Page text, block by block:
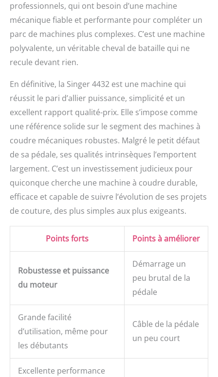
professionnels, qui ont besoin d’une machine
mécanique fiable et performante pour compléter un
parc de machines plus complexes. C’est une machine
polyvalente, un véritable cheval de bataille qui ne
recule devant rien.
En définitive, la Singer 4432 est une machine qui
réussit le pari d’allier puissance, simplicité et un
excellent rapport qualité-prix. Elle s’impose comme
une référence solide sur le segment des machines à
coudre mécaniques robustes. Malgré le petit défaut
de sa pédale, ses qualités intrinsèques l’emportent
largement. C’est un investissement judicieux pour
quiconque cherche une machine à coudre durable,
efficace et capable de suivre l’évolution de ses projets
de couture, des plus simples aux plus exigeants.
Points forts Points à améliorer
Robustesse et puissance
du moteur
Démarrage un
peu brutal de la
pédale
Grande facilité
d’utilisation, même pour
les débutants
Câble de la pédale
un peu court
Excellente performance